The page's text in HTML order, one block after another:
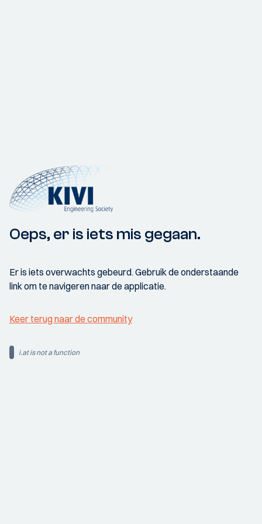
Oeps, er is iets mis gegaan.
Er is iets overwachts gebeurd. Gebruik de onderstaande
link om te navigeren naar de applicatie.
Keer terug naar de community
i.at is not a function